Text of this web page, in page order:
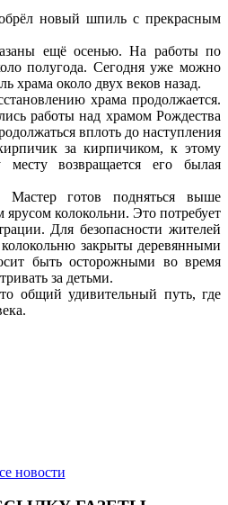
новый шпиль с прекрасным
ещё осенью. На работы по
полугода. Сегодня уже можно
храма около двух веков назад.
храма продолжается.
работы над храмом Рождества
вплоть до наступления
за кирпичиком, к этому
возвращается его былая
готов подняться выше
ярусом колокольни. Это потребует
Для безопасности жителей
закрыты деревянными
быть осторожными во время
за детьми.
общий удивительный путь, где
новости